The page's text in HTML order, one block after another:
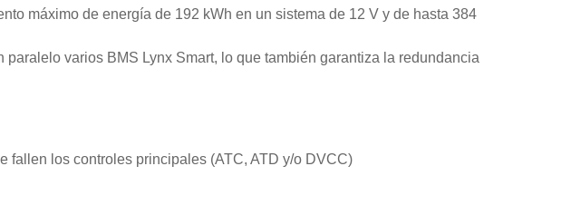
máximo de energía de 192 kWh en un sistema de 12 V y de hasta 384
varios BMS Lynx Smart, lo que también garantiza la redundancia
fallen los controles principales (ATC, ATD y/o DVCC)